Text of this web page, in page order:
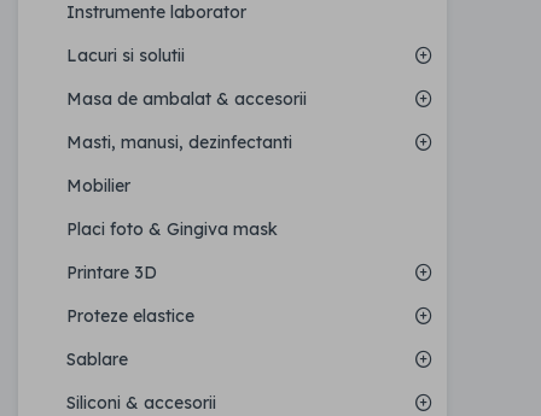
Instrumente laborator
Lacuri si solutii
Masa de ambalat & accesorii
Masti, manusi, dezinfectanti
Mobilier
Placi foto & Gingiva mask
Printare 3D
Proteze elastice
Sablare
Siliconi & accesorii